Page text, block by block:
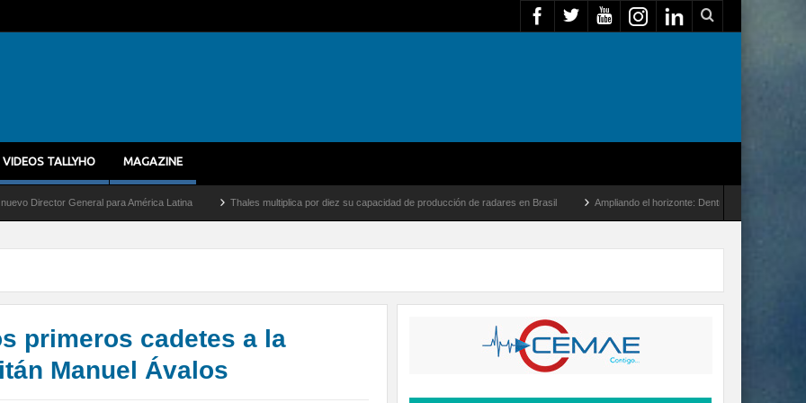
VIDEOS TALLYHO MAGAZINE
para América Latina Thales multiplica por diez su capacidad de producción de radares en Brasil Ampliando el horizonte: Dentro del vuelo de desarrollo más largo
primeros cadetes a la
Manuel Ávalos